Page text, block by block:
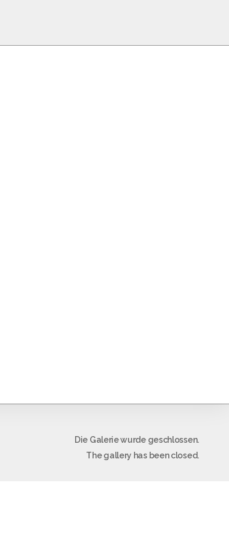
Die Galerie wurde geschlossen.
The gallery has been closed.